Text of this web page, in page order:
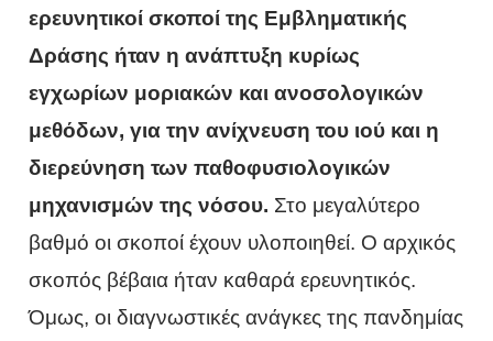
ερευνητικοί σκοποί της Εμβληματικής
Δράσης ήταν η ανάπτυξη κυρίως
εγχωρίων μοριακών και ανοσολογικών
μεθόδων, για την ανίχνευση του ιού και η
διερεύνηση των παθοφυσιολογικών
μηχανισμών της νόσου. Στο μεγαλύτερο
βαθμό οι σκοποί έχουν υλοποιηθεί. Ο αρχικός
σκοπός βέβαια ήταν καθαρά ερευνητικός.
Όμως, οι διαγνωστικές ανάγκες της πανδημίας